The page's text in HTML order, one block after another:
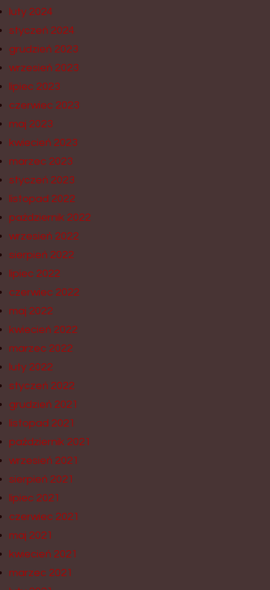
luty 2024
styczeń 2024
grudzień 2023
wrzesień 2023
lipiec 2023
czerwiec 2023
maj 2023
kwiecień 2023
marzec 2023
styczeń 2023
listopad 2022
październik 2022
wrzesień 2022
sierpień 2022
lipiec 2022
czerwiec 2022
maj 2022
kwiecień 2022
marzec 2022
luty 2022
styczeń 2022
grudzień 2021
listopad 2021
październik 2021
wrzesień 2021
sierpień 2021
lipiec 2021
czerwiec 2021
maj 2021
kwiecień 2021
marzec 2021